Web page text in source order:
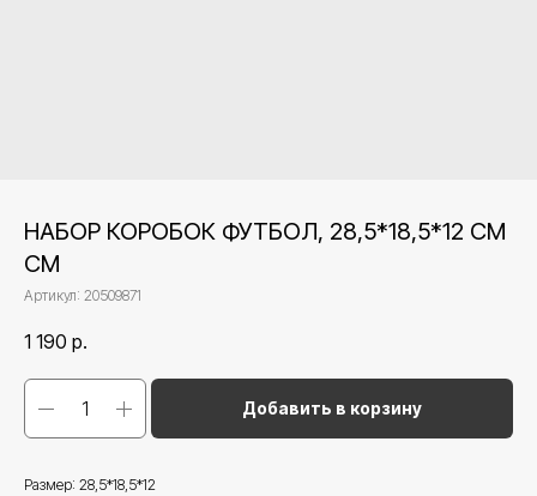
НАБОР КОРОБОК ФУТБОЛ, 28,5*18,5*12 СМ
СМ
Артикул: 20509871
1 190 р.
Добавить в корзину
Размер: 28,5*18,5*12